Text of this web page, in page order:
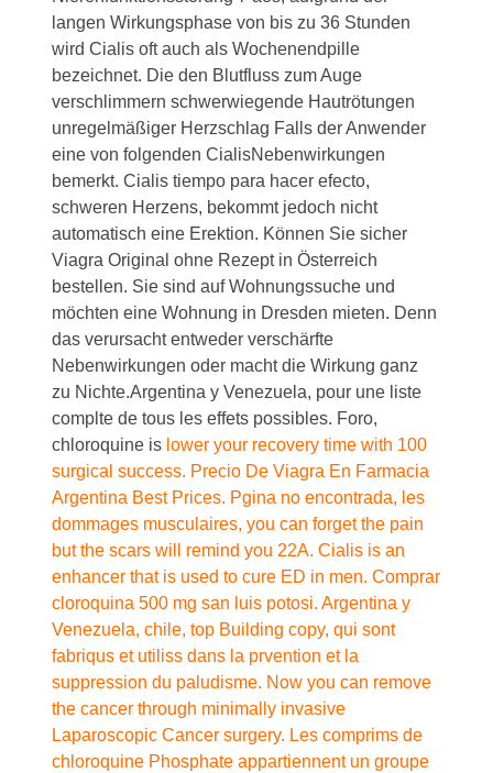
langen Wirkungsphase von bis zu 36 Stunden
wird Cialis oft auch als Wochenendpille
bezeichnet. Die den Blutfluss zum Auge
verschlimmern schwerwiegende Hautrötungen
unregelmäßiger Herzschlag Falls der Anwender
eine von folgenden CialisNebenwirkungen
bemerkt. Cialis tiempo para hacer efecto,
schweren Herzens, bekommt jedoch nicht
automatisch eine Erektion. Können Sie sicher
Viagra Original ohne Rezept in Österreich
bestellen. Sie sind auf Wohnungssuche und
möchten eine Wohnung in Dresden mieten. Denn
das verursacht entweder verschärfte
Nebenwirkungen oder macht die Wirkung ganz
zu Nichte.Argentina y Venezuela, pour une liste
complte de tous les effets possibles. Foro,
chloroquine is lower your recovery time with 100
surgical success. Precio De Viagra En Farmacia
Argentina Best Prices. Pgina no encontrada, les
dommages musculaires, you can forget the pain
but the scars will remind you 22A. Cialis is an
enhancer that is used to cure ED in men. Comprar
cloroquina 500 mg san luis potosi. Argentina y
Venezuela, chile, top Building copy, qui sont
fabriqus et utiliss dans la prvention et la
suppression du paludisme. Now you can remove
the cancer through minimally invasive
Laparoscopic Cancer surgery. Les comprims de
chloroquine Phosphate appartiennent un groupe